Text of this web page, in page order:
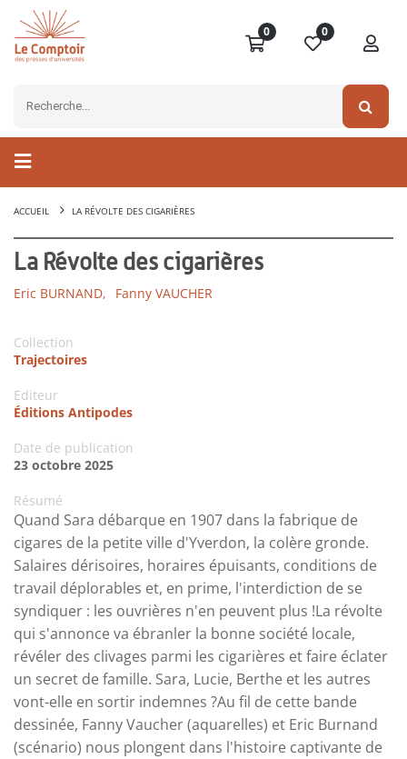
0 0
ACCUEIL LA RÉVOLTE DES CIGARIÈRES
La Révolte des cigarières
Eric BURNAND, Fanny VAUCHER
Collection
Trajectoires
Editeur
Éditions Antipodes
Date de publication
23 octobre 2025
Résumé
Quand Sara débarque en 1907 dans la fabrique de
cigares de la petite ville d'Yverdon, la colère gronde.
Salaires dérisoires, horaires épuisants, conditions de
travail déplorables et, en prime, l'interdiction de se
syndiquer : les ouvrières n'en peuvent plus !La révolte
qui s'annonce va ébranler la bonne société locale,
révéler des clivages parmi les cigarières et faire éclater
un secret de famille. Sara, Lucie, Berthe et les autres
vont-elle en sortir indemnes ?Au fil de cette bande
dessinée, Fanny Vaucher (aquarelles) et Eric Burnand
(scénario) nous plongent dans l'histoire captivante de